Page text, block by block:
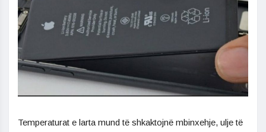
Temperaturat e larta mund të shkaktojnë mbinxehje, ulje të